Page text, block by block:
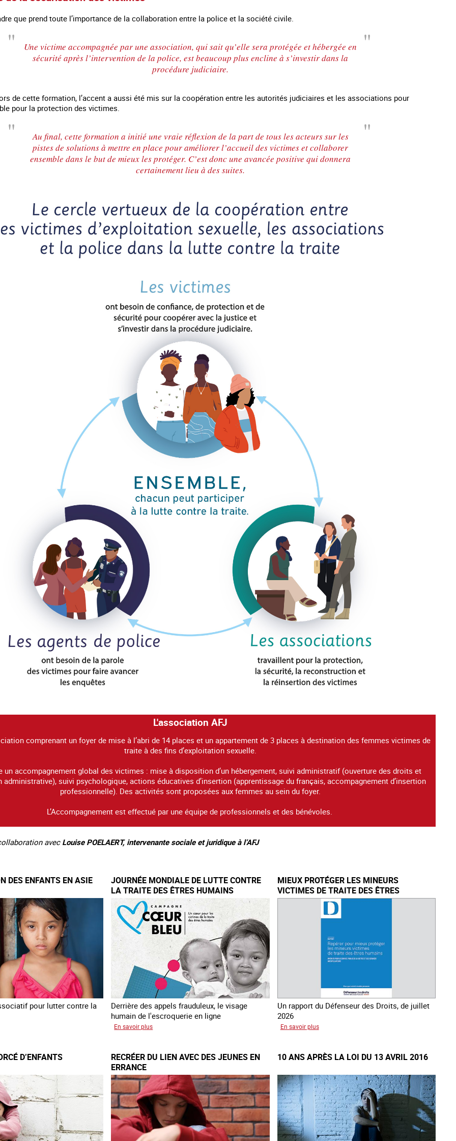
que prend toute l’importance de la collaboration entre la police et la société civile.
Une victime accompagnée par une association, qui sait qu’elle sera protégée et hébergée en
sécurité après l’intervention de la police, est beaucoup plus encline à s’investir dans la
procédure judiciaire.
de cette formation, l’accent a aussi été mis sur la coopération entre les autorités judiciaires et les associations pour
pour la protection des victimes.
Au final, cette formation a initié une vraie réflexion de la part de tous les acteurs sur les
pistes de solutions à mettre en place pour améliorer l’accueil des victimes et collaborer
ensemble dans le but de mieux les protéger. C’est donc une avancée positive qui donnera
certainement lieu à des suites.
L'association AFJ
comprenant un foyer de mise à l’abri de 14 places et un appartement de 3 places à destination des femmes victimes de
traite à des fins d’exploitation sexuelle.
un accompagnement global des victimes : mise à disposition d’un hébergement, suivi administratif (ouverture des droits et
administrative), suivi psychologique, actions éducatives d’insertion (apprentissage du français, accompagnement d’insertion
professionnelle). Des activités sont proposées aux femmes au sein du foyer.
L’Accompagnement est effectué par une équipe de professionnels et des bénévoles.
avec Louise POELAERT, intervenante sociale et juridique à l’AFJ
DES ENFANTS EN ASIE
pour lutter contre la
JOURNÉE MONDIALE DE LUTTE CONTRE
LA TRAITE DES ÊTRES HUMAINS
Derrière des appels frauduleux, le visage
humain de l'escroquerie en ligne
En savoir plus
de
contre
la
traite
des
êtres
humains
MIEUX PROTÉGER LES MINEURS
VICTIMES DE TRAITE DES ÊTRES
HUMAINS
Un rapport du Défenseur des Droits, de juillet
2026
En savoir plussur
les
victimes
de
traite
des
êtres
humains
D’ENFANTS
RECRÉER DU LIEN AVEC DES JEUNES EN
ERRANCE
10 ANS APRÈS LA LOI DU 13 AVRIL 2016